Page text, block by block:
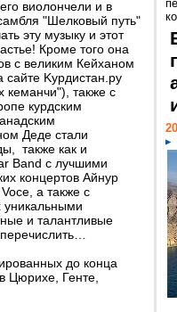
виолончели и в
"Шелковый путь"
эту музыку и этот
Кроме того она
с великим Кейханом
Kурдистан.ру
кеманчи"), также с
курдским
Деде стали
также как и
Band с лучшими
концертов Айнур
а также с
и талантливые
до конца
Цюрихе, Генте,